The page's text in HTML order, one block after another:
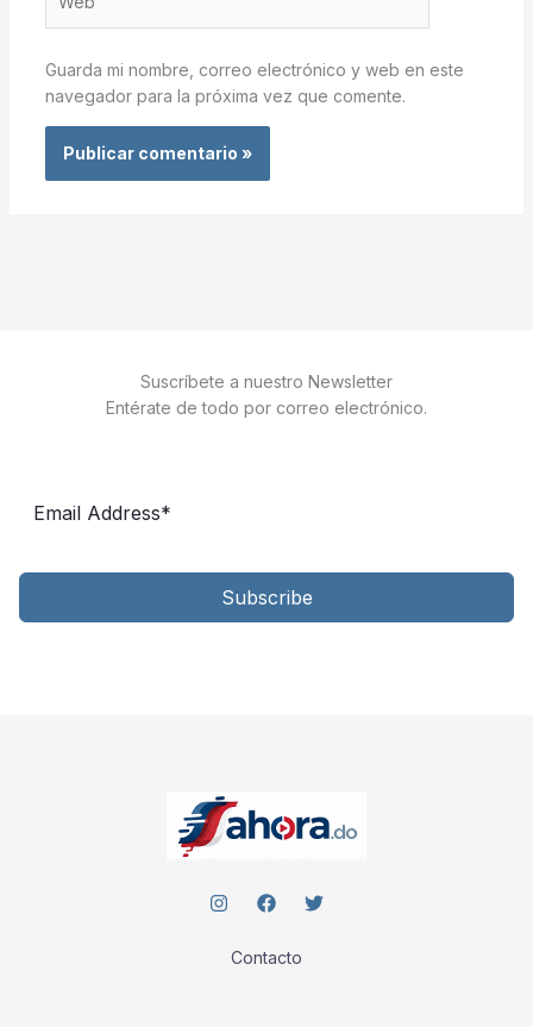
Guarda mi nombre, correo electrónico y web en este
navegador para la próxima vez que comente.
Suscríbete a nuestro Newsletter
Entérate de todo por correo electrónico.
Subscribe
Contacto